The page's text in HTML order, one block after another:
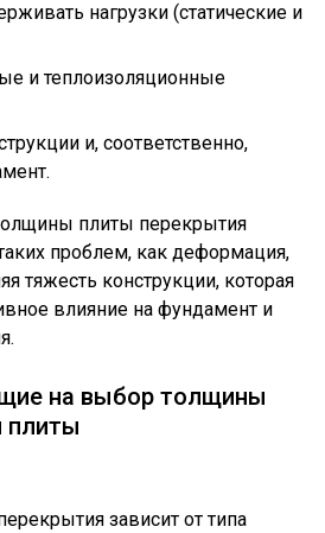
нагрузки (статические и
и теплоизоляционные
и, соответственно,
плиты перекрытия
проблем, как деформация,
тяжесть конструкции, которая
влияние на фундамент и
на выбор толщины
плиты
зависит от типа